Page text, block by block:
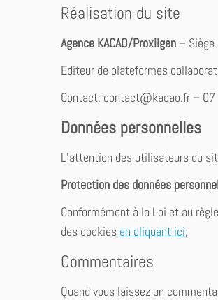
Réalisation du site
Agence KACAO/Proxiigen –
Editeur de plateformes
Contact: contact@kacao.fr –
Données personnelles
L’attention des utilisateurs du
Protection des données
Conformément à la Loi et au
des cookies en cliquant ici;
Commentaires
Quand vous laissez un